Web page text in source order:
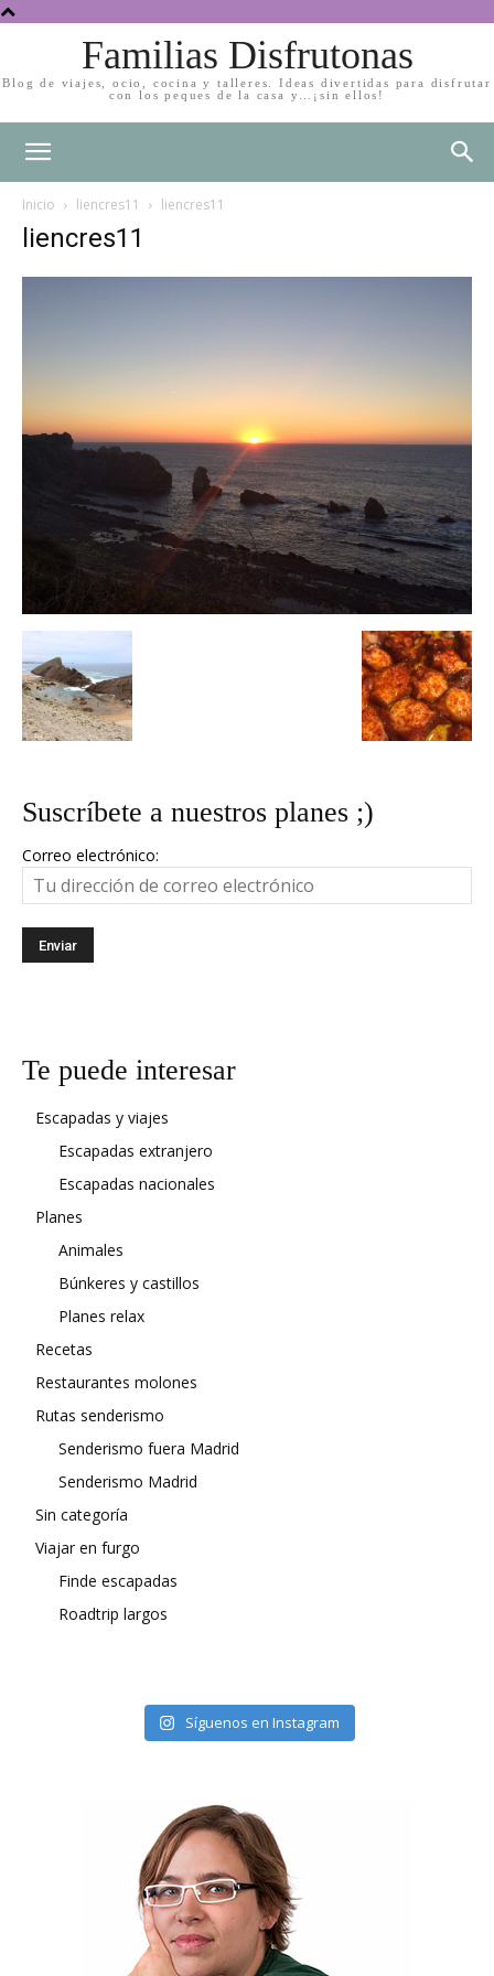
Familias Disfrutonas
Blog de viajes, ocio, cocina y talleres. Ideas divertidas para disfrutar
con los peques de la casa y…¡sin ellos!
Inicio liencres11 liencres11
liencres11
Suscríbete a nuestros planes ;)
Correo electrónico:
Te puede interesar
Escapadas y viajes
Escapadas extranjero
Escapadas nacionales
Planes
Animales
Búnkeres y castillos
Planes relax
Recetas
Restaurantes molones
Rutas senderismo
Senderismo fuera Madrid
Senderismo Madrid
Sin categoría
Viajar en furgo
Finde escapadas
Roadtrip largos
Síguenos en Instagram